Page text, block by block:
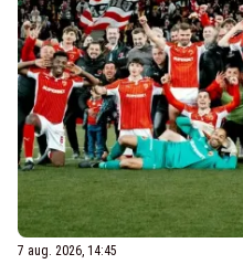
7 aug. 2026, 14:45